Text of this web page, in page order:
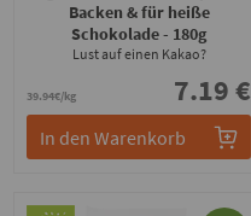
Backen & für heiße
Schokolade- 180g
Lust auf einen Kakao?
39.94€/kg 7.19 €
In den Warenkorb